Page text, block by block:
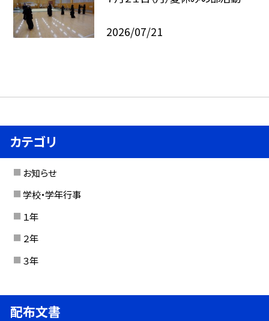
2026/07/21
カテゴリ
お知らせ
学校・学年行事
１年
２年
３年
配布文書